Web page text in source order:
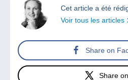
Cet article a été
Voir tous les articles
Share on
Share